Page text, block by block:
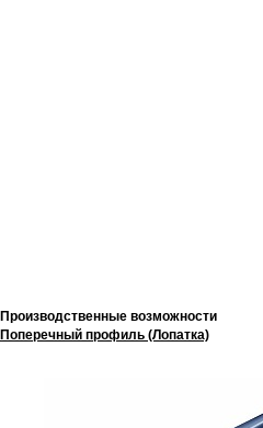
Производственные возможности
Поперечный профиль (Лопатка)